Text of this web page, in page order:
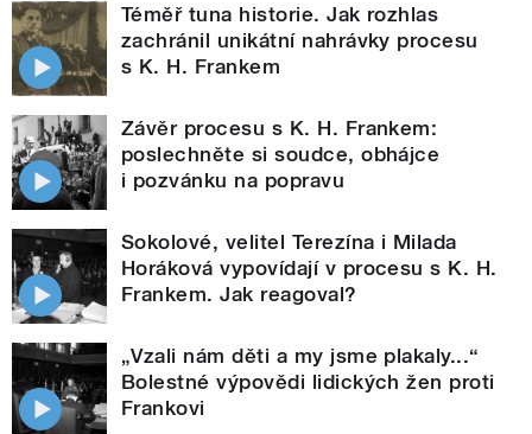
Téměř tuna historie. Jak rozhlas
zachránil unikátní nahrávky procesu
s K. H. Frankem
Závěr procesu s K. H. Frankem:
poslechněte si soudce, obhájce
i pozvánku na popravu
Sokolové, velitel Terezína i Milada
Horáková vypovídají v procesu s K. H.
Frankem. Jak reagoval?
„Vzali nám děti a my jsme plakaly...“
Bolestné výpovědi lidických žen proti
Frankovi